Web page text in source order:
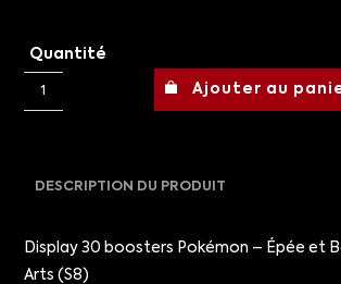
Quantité
Ajouter au
DESCRIPTION DU PRODUIT
Display 30 boosters Pokémon – Épée et
Arts (S8)